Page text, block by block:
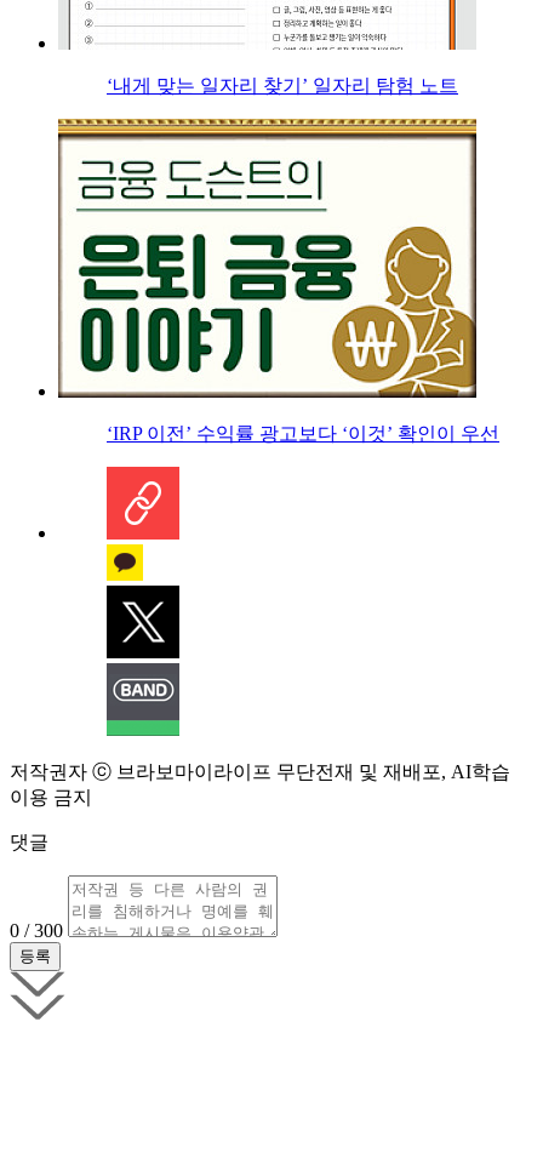
‘내게 맞는 일자리 찾기’ 일자리 탐험 노트
‘IRP 이전’ 수익률 광고보다 ‘이것’ 확인이 우선
저작권자 ⓒ 브라보마이라이프 무단전재 및 재배포, AI학습
이용 금지
댓글
0 / 300